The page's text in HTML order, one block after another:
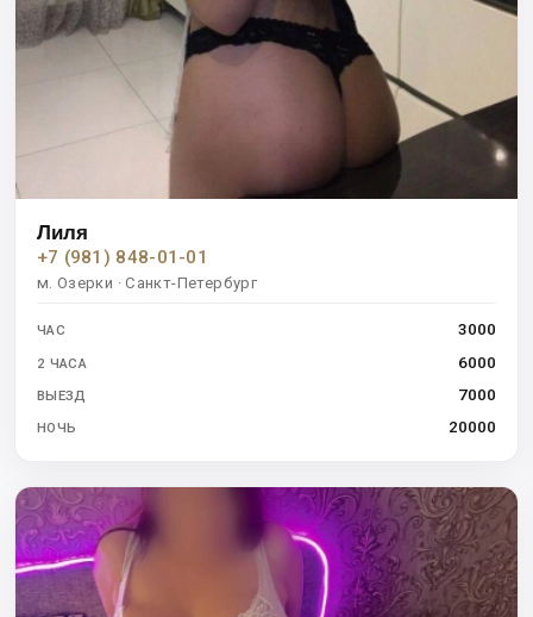
Лиля
+7 (981) 848-01-01
м. Озерки · Санкт-Петербург
ЧАС 3000
2 ЧАСА 6000
ВЫЕЗД 7000
НОЧЬ 20000